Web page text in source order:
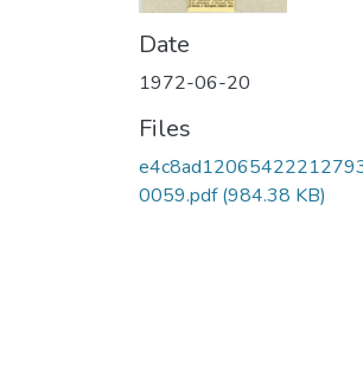
Date
1972-06-20
Files
0059.pdf(984.38 KB)